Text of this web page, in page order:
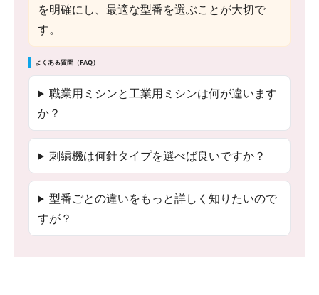
を明確にし、最適な型番を選ぶことが大切で
す。
よくある質問（FAQ）
職業用ミシンと工業用ミシンは何が違います
か？
刺繍機は何針タイプを選べば良いですか？
型番ごとの違いをもっと詳しく知りたいので
すが？